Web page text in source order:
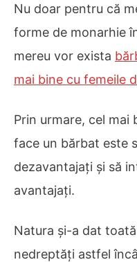
Nu doar pentru că
forme de monarhie
mereu vor exista
mai bine cu femeile
Prin urmare, cel mai
face un bărbat este
dezavantajați și să
avantajați.
Natura și-a dat
nedreptăți astfel